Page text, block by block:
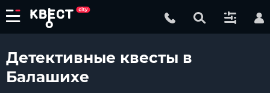
Детективные квесты в
Балашихе